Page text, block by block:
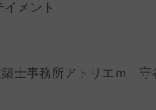
メント
築士事務所アトリエｍ 守